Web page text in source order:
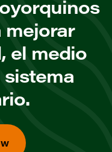
mejorar
el medio